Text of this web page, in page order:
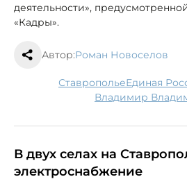
деятельности»,
«Кадры».
Автор:Роман Новоселов
Ставрополье Единая
Владимир
В двух селах на
электроснабжение